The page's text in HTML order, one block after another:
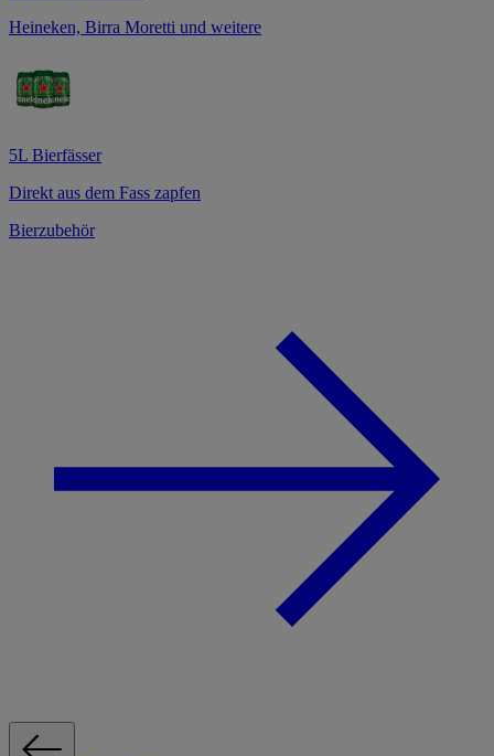
Heineken, Birra Moretti und weitere
5L Bierfässer
Direkt aus dem Fass zapfen
Bierzubehör